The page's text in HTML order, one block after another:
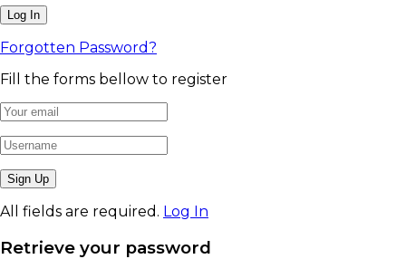
Forgotten Password?
Fill the forms bellow to register
All fields are required. Log In
Retrieve your password